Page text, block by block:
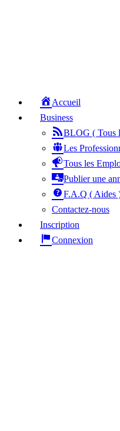
Accueil
Business
BLOG ( Tous
Les
Tous les
Publier une
F.A.Q ( Aides
Contactez-nous
Inscription
Connexion